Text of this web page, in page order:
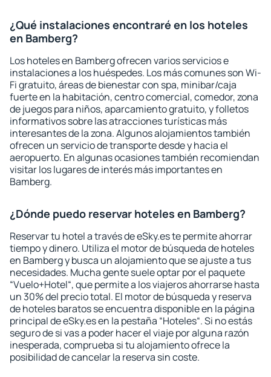
¿Qué instalaciones encontraré en los hoteles
en Bamberg?
Los hoteles en Bamberg ofrecen varios servicios e
instalaciones a los huéspedes. Los más comunes son Wi-
Fi gratuito, áreas de bienestar con spa, minibar/caja
fuerte en la habitación, centro comercial, comedor, zona
de juegos para niños, aparcamiento gratuito, y folletos
informativos sobre las atracciones turísticas más
interesantes de la zona. Algunos alojamientos también
ofrecen un servicio de transporte desde y hacia el
aeropuerto. En algunas ocasiones también recomiendan
visitar los lugares de interés más importantes en
Bamberg.
¿Dónde puedo reservar hoteles en Bamberg?
Reservar tu hotel a través de eSky.es te permite ahorrar
tiempo y dinero. Utiliza el motor de búsqueda de hoteles
en Bamberg y busca un alojamiento que se ajuste a tus
necesidades. Mucha gente suele optar por el paquete
“Vuelo+Hotel“, que permite a los viajeros ahorrarse hasta
un 30% del precio total. El motor de búsqueda y reserva
de hoteles baratos se encuentra disponible en la página
principal de eSky.es en la pestaña “Hoteles“. Si no estás
seguro de si vas a poder hacer el viaje por alguna razón
inesperada, comprueba si tu alojamiento ofrece la
posibilidad de cancelar la reserva sin coste.